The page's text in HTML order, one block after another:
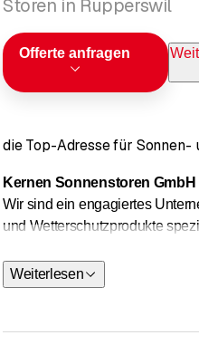
Storen in Rupperswil
Offerte anfragen
die Top-Adresse für Sonnen-
Kernen Sonnenstoren GmbH
Wir sind ein engagiertes
und Wetterschutzprodukte
Wir bieten top
Unser Angebot:
Weiterlesen